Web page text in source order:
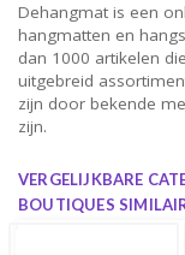
Dehangmat is een
hangmatten en
dan 1000 artikelen
uitgebreid
zijn door bekende
zijn.
VERGELIJKBARE
BOUTIQUES